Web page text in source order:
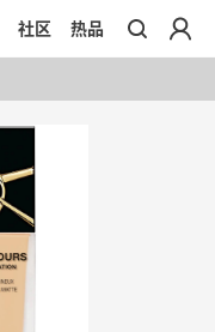
社区 热品